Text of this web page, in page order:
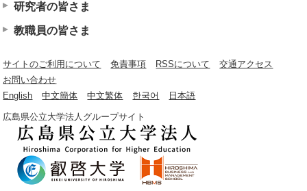
研究者の皆さま
教職員の皆さま
サイトのご利用について 免責事項 RSSについて
交通アクセス
お問い合わせ
English
中文簡体 中文繁体 한국어 日本語
広島県公立大学法人グループサイト